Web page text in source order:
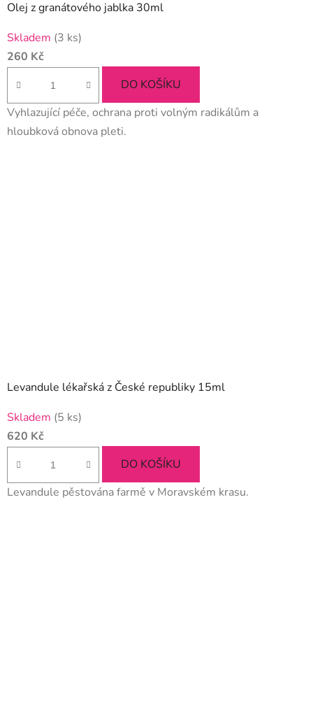
Olej z granátového jablka 30ml
Skladem (3 ks)
260 Kč
DO KOŠÍKU
Vyhlazující péče, ochrana proti volným radikálům a
hloubková obnova pleti.
Levandule lékařská z České republiky 15ml
Skladem (5 ks)
620 Kč
DO KOŠÍKU
Levandule pěstována farmě v Moravském krasu.